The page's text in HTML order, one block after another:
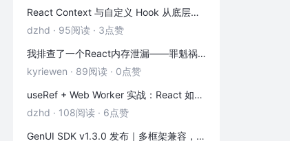
React Context 与自定义 Hook 从底层到实践：「跨层级通信 + 副作用封装」全解析
dzhd · 95阅读 · 3点赞
我排查了一个React内存泄漏——罪魁祸首是这3个被忽略的清理函数
kyriewen · 89阅读 · 0点赞
useRef + Web Worker 实战：React 如何优雅地拥抱多线程
dzhd · 108阅读 · 6点赞
GenUI SDK v1.3.0 发布｜多框架兼容，一键换物料，渲染器 & 演练场全面增强！